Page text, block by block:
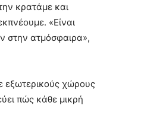
κρατάμε και
«Είναι
στην ατμόσφαιρα»,
εξωτερικούς χώρους
πώς κάθε μικρή